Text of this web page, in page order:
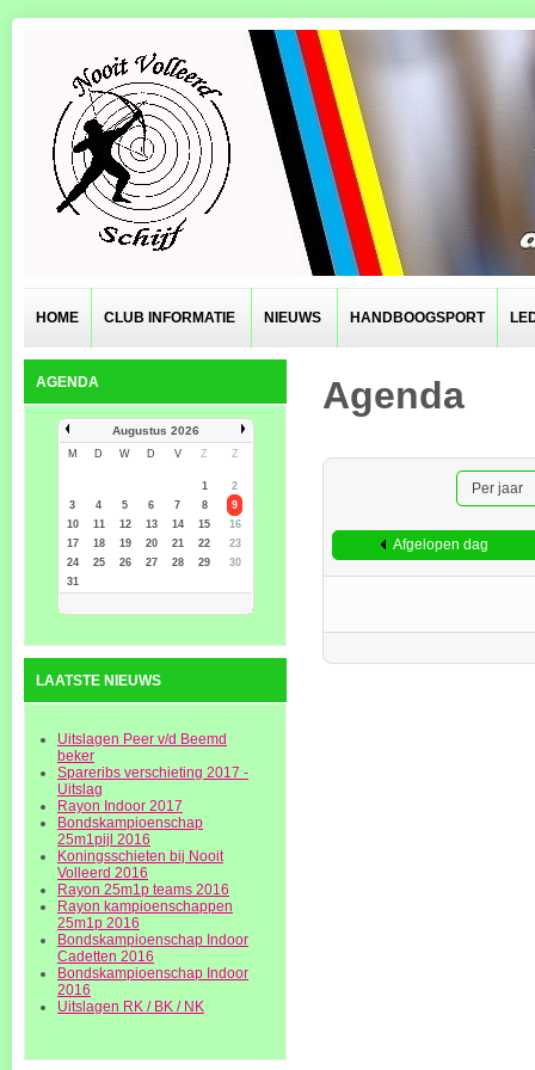
HOME CLUB INFORMATIE NIEUWS HANDBOOGSPORT
AGENDA
Augustus 2026
M D W D V Z Z
1
2
3
4 5 6 7 8
9
10
11 12 13 14 15
16
17
18 19 20 21 22
23
24
25 26 27 28 29
30
31
LAATSTE NIEUWS
Uitslagen Peer v/d Beemd
beker
Spareribs verschieting 2017 -
Uitslag
Rayon Indoor 2017
Bondskampioenschap
25m1pijl 2016
Koningsschieten bij Nooit
Volleerd 2016
Rayon 25m1p teams 2016
Rayon kampioenschappen
25m1p 2016
Bondskampioenschap Indoor
Cadetten 2016
Bondskampioenschap Indoor
2016
Uitslagen RK / BK / NK
Agenda
Per jaar
Afgelopen dag